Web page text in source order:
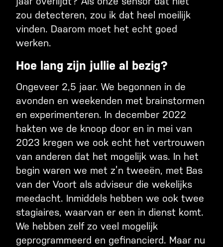
zou detecteren, zou ik dat heel moeilijk
vinden. Daarom moet het echt goed
werken.
Hoe lang zijn jullie al bezig?
Ongeveer 2,5 jaar. We begonnen in de
avonden en weekenden met brainstormen
en experimenteren. In december 2022
hakten we de knoop door en in mei van
2023 kregen we ook echt het vertrouwen
van anderen dat het mogelijk was. In het
begin waren we met z’n tweeën, met Bas
van der Voort als adviseur die wekelijks
meedacht. Inmiddels hebben we ook twee
stagiaires, waarvan er een in dienst komt.
We hebben zelf zo veel mogelijk
geprogrammeerd en gefinancierd. Maar nu